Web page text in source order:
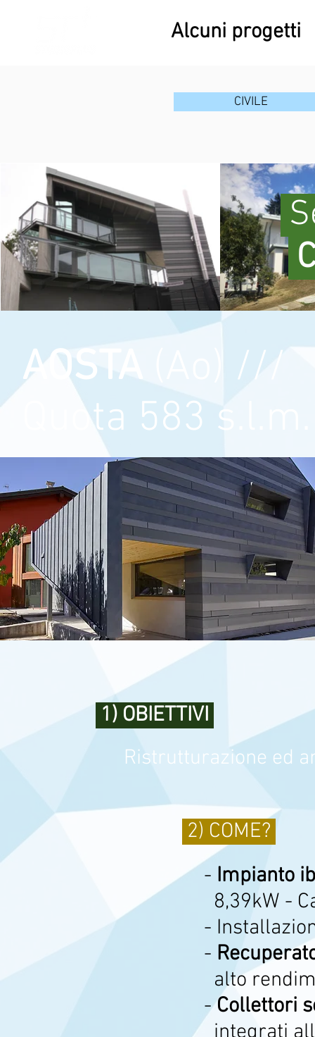
Alcuni progetti
CIVILE
AOSTA
(Ao) ///
Quota 583 s.l.m.
1) OBIETTIVI
Ristrutturazione ed
2) COME?
- Impianto
8,39kW -
-
-
alto
-Collettori